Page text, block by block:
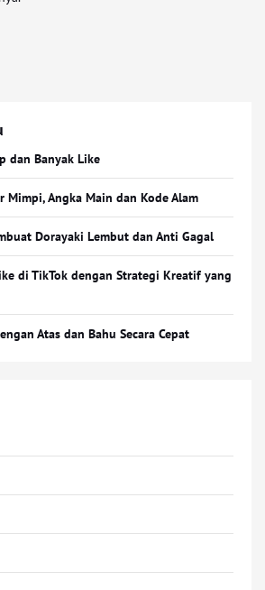
dan Banyak Like
Mimpi, Angka Main dan Kode Alam
Dorayaki Lembut dan Anti Gagal
di TikTok dengan Strategi Kreatif yang
Atas dan Bahu Secara Cepat